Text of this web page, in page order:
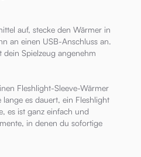
auf, stecke den Wärmer in
an einen USB-Anschluss an.
Spielzeug angenehm
Fleshlight-Sleeve-Wärmer
es dauert, ein Fleshlight
es ist ganz einfach und
in denen du sofortige